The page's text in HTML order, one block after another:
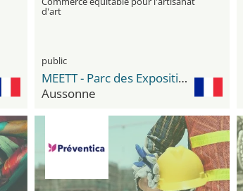
d'art
public
MEETT - Parc des Expositions et Centre de Conventions
Aussonne